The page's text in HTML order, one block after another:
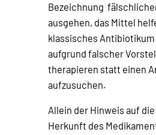
Bezeichnung
ausgehen, das Mittel
klassisches
aufgrund falscher
therapieren statt einen
aufzusuchen.
Allein der Hinweis auf
Herkunft des